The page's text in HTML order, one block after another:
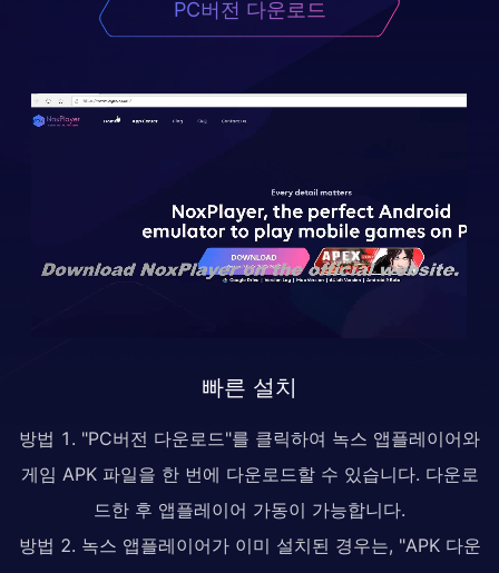
PC버전 다운로드
빠른 설치
방법 1. "PC버전 다운로드"를 클릭하여 녹스 앱플레이어와
게임 APK 파일을 한 번에 다운로드할 수 있습니다. 다운로
드한 후 앱플레이어 가동이 가능합니다.
방법 2. 녹스 앱플레이어가 이미 설치된 경우는, "APK 다운